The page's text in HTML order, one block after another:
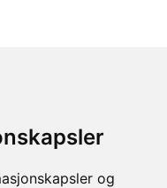
og
og dedikerte til
skjønnhet